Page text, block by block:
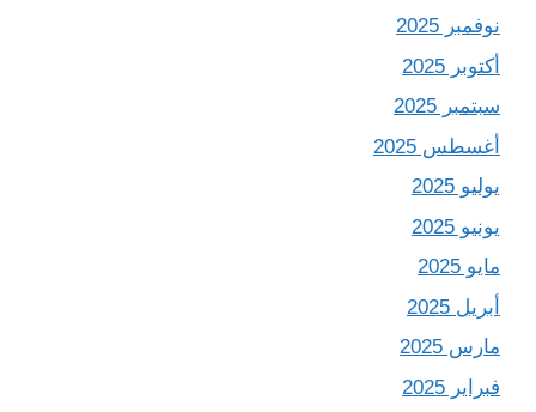
نوفمبر 2025
أكتوبر 2025
سبتمبر 2025
أغسطس 2025
يوليو 2025
يونيو 2025
مايو 2025
أبريل 2025
مارس 2025
فبراير 2025